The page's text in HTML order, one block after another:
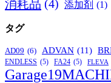
消耗品 (4) 添加剤 (1)
タグ
AD09 (6) ADVAN (11)
ENDLESS (5) FA24 (5) FLEVA